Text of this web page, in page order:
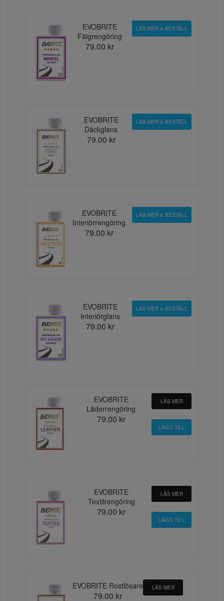
EVOBRITE
Fälgrengöring
79.00 kr
LÄS MER & BESTÄLL
EVOBRITE
Däckglans
79.00 kr
LÄS MER & BESTÄLL
EVOBRITE
Interiörrengöring
79.00 kr
LÄS MER & BESTÄLL
EVOBRITE
Interiörglans
79.00 kr
LÄS MER & BESTÄLL
EVOBRITE
Läderrengöring
79.00 kr
LÄS MER
EVOBRITE
Textilrengöring
79.00 kr
LÄS MER
EVOBRITE Rostlösare
79.00 kr
LÄS MER